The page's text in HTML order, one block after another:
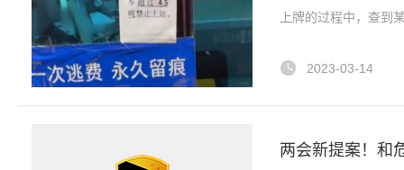
上牌的过程中，查到
2023-03-14
两会新提案！和